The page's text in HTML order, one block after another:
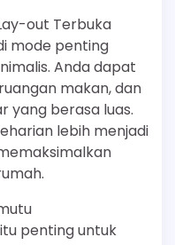
out Terbuka
mode penting
Anda dapat
makan, dan
yang berasa luas.
lebih menjadi
penting untuk